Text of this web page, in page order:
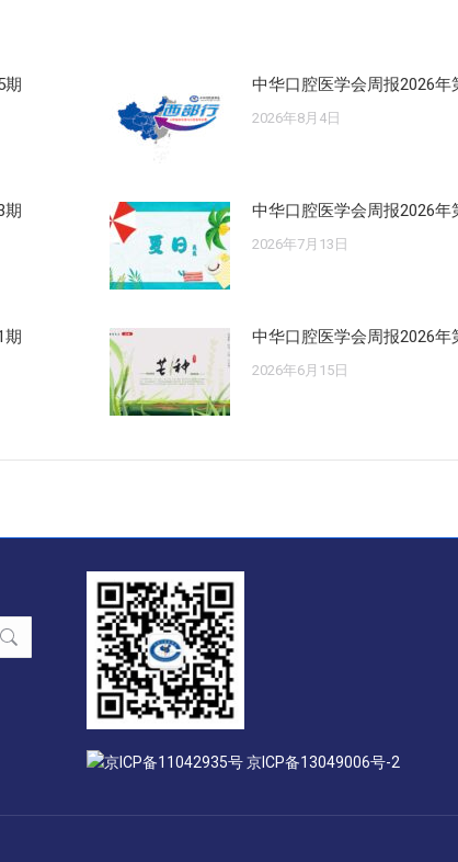
期 中华口腔医学会周报2026年
2026年8月4日
期 中华口腔医学会周报2026年
2026年7月13日
期 中华口腔医学会周报2026年
2026年6月15日
京ICP备11042935号 京ICP备13049006号-2